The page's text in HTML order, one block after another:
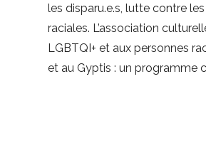
les disparu.e.s, lutte contre
raciales. L’association
LGBTQI+ et aux personnes
et au Gyptis : un programme